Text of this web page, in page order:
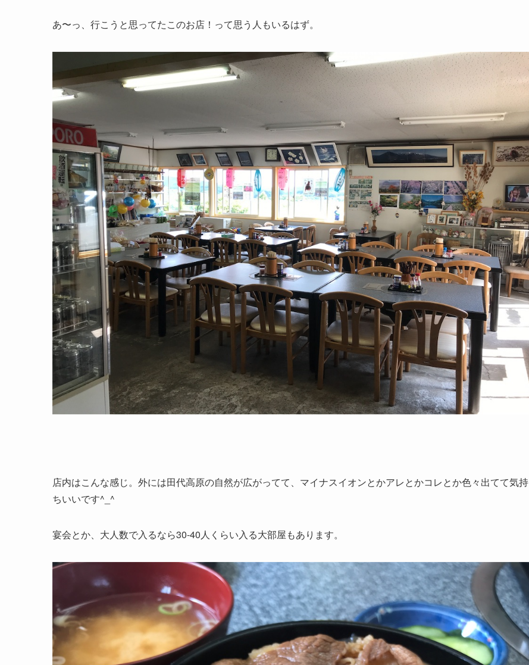
あ〜っ、行こうと思ってたこのお店！って思う人もいるはず。
店内はこんな感じ。外には田代高原の自然が広がってて、マイナスイオンとかアレとかコレとか色々出てて気持
ちいいです^_^
宴会とか、大人数で入るなら30-40人くらい入る大部屋もあります。